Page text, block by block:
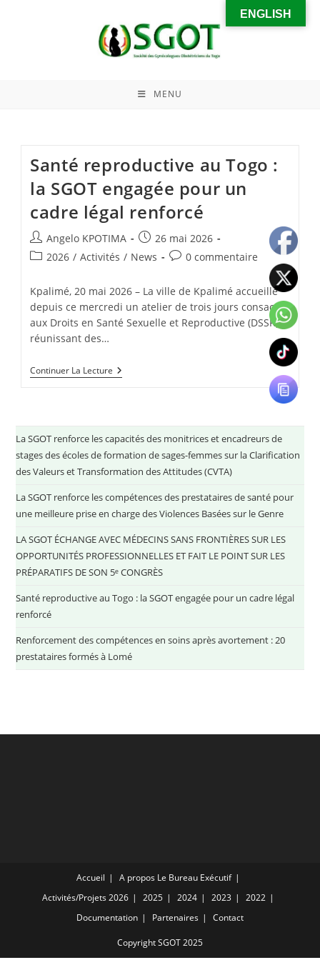
MENU
Santé reproductive au Togo :
la SGOT engagée pour un
cadre légal renforcé
Angelo KPOTIMA
26 mai 2026
2026 / Activités / News 0 commentaire
Kpalimé, 20 mai 2026 – La ville de Kpalimé accueille
depuis ce mercredi un atelier de trois jours consacré
aux Droits en Santé Sexuelle et Reproductive (DSSR),
réunissant des…
Continuer La Lecture
La SGOT renforce les capacités des monitrices et encadreurs de
stages des écoles de formation de sages-femmes sur la Clarification
des Valeurs et Transformation des Attitudes (CVTA)
La SGOT renforce les compétences des prestataires de santé pour
une meilleure prise en charge des Violences Basées sur le Genre
LA SGOT ÉCHANGE AVEC MÉDECINS SANS FRONTIÈRES SUR LES
OPPORTUNITÉS PROFESSIONNELLES ET FAIT LE POINT SUR LES
PRÉPARATIFS DE SON 5ᵉ CONGRÈS
Santé reproductive au Togo : la SGOT engagée pour un cadre légal
renforcé
Renforcement des compétences en soins après avortement : 20
prestataires formés à Lomé
Accueil A propos Le Bureau Exécutif
Activités/Projets2026 2025 2024 2023
2022
Documentation
Partenaires Contact
Copyright SGOT 2025
ENGLISH